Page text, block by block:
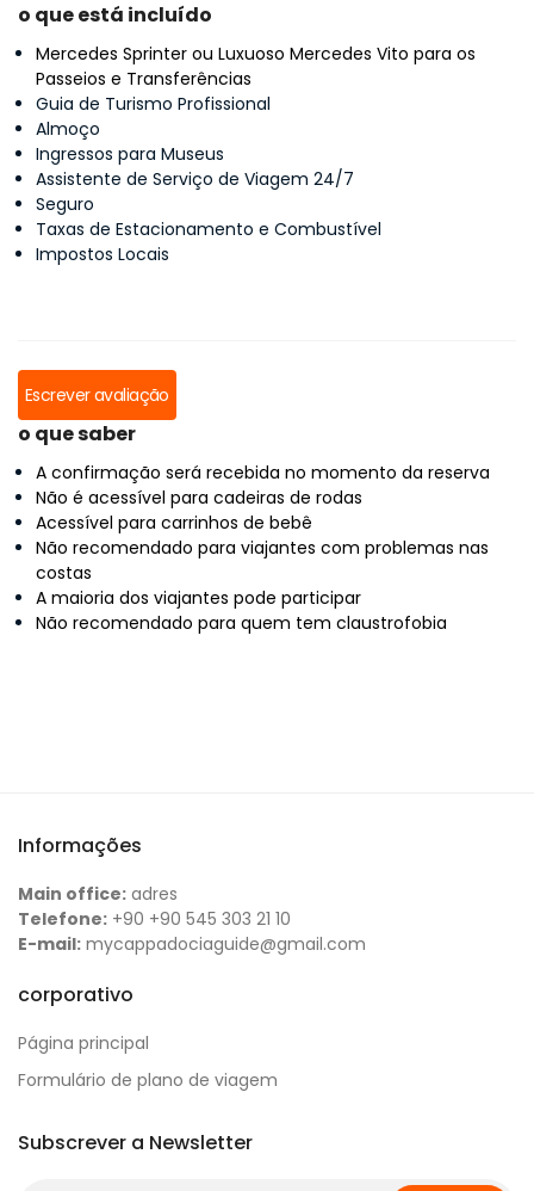
o que está incluído
Mercedes Sprinter ou Luxuoso Mercedes Vito para os
Passeios e Transferências
Guia de Turismo Profissional
Almoço
Ingressos para Museus
Assistente de Serviço de Viagem 24/7
Seguro
Taxas de Estacionamento e Combustível
Impostos Locais
Escrever avaliação
o que saber
A confirmação será recebida no momento da reserva
Não é acessível para cadeiras de rodas
Acessível para carrinhos de bebê
Não recomendado para viajantes com problemas nas
costas
A maioria dos viajantes pode participar
Não recomendado para quem tem claustrofobia
Informações
Main office: adres
Telefone: +90 +90 545 303 21 10
E-mail: mycappadociaguide@gmail.com
corporativo
Página principal
Formulário de plano de viagem
Subscrever a Newsletter